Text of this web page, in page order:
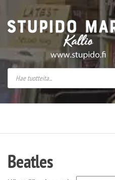
Stupido Market –
Beatles